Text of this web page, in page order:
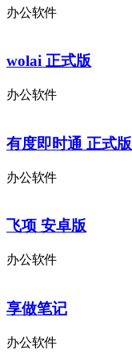
办公软件
wolai 正式版
办公软件
有度即时通 正式版
办公软件
飞项 安卓版
办公软件
享做笔记
办公软件